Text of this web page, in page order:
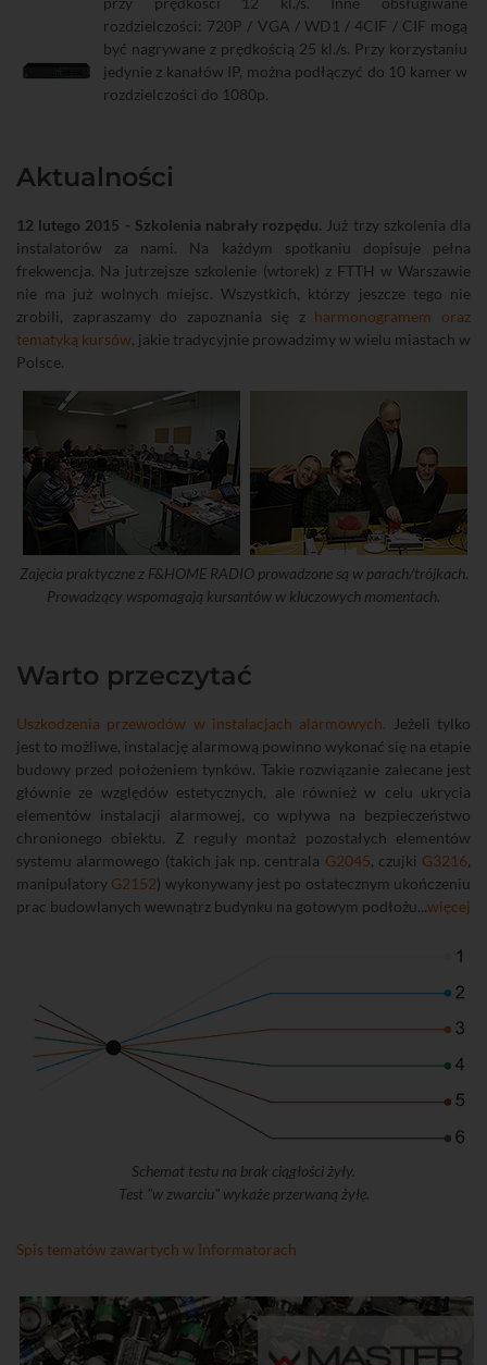
rozdzielczości: 720P / VGA / WD1 / 4CIF / CIF mogą
być nagrywane z prędkością 25 kl./s. Przy korzystaniu
jedynie z kanałów IP, można podłączyć do 10 kamer w
rozdzielczości do 1080p.
Aktualności
12 lutego 2015 - Szkolenia nabrały rozpędu. Już trzy szkolenia dla
instalatorów za nami. Na każdym spotkaniu dopisuje pełna
frekwencja. Na jutrzejsze szkolenie (wtorek) z FTTH w Warszawie
nie ma już wolnych miejsc. Wszystkich, którzy jeszcze tego nie
zrobili, zapraszamy do zapoznania się z harmonogramem oraz
tematyką kursów, jakie tradycyjnie prowadzimy w wielu miastach w
Polsce.
Zajęcia praktyczne z F&HOME RADIO prowadzone są w parach/trójkach.
Prowadzący wspomagają kursantów w kluczowych momentach.
Warto przeczytać
Uszkodzenia przewodów w instalacjach alarmowych. Jeżeli tylko
jest to możliwe, instalację alarmową powinno wykonać się na etapie
budowy przed położeniem tynków. Takie rozwiązanie zalecane jest
głównie ze względów estetycznych, ale również w celu ukrycia
elementów instalacji alarmowej, co wpływa na bezpieczeństwo
chronionego obiektu. Z reguły montaż pozostałych elementów
systemu alarmowego (takich jak np. centrala G2045, czujki G3216,
manipulatory G2152) wykonywany jest po ostatecznym ukończeniu
prac budowlanych wewnątrz budynku na gotowym podłożu...więcej
Schemat testu na brak ciągłości żyły.
Test "w zwarciu" wykaże przerwaną żyłę.
Spis tematów zawartych w Informatorach